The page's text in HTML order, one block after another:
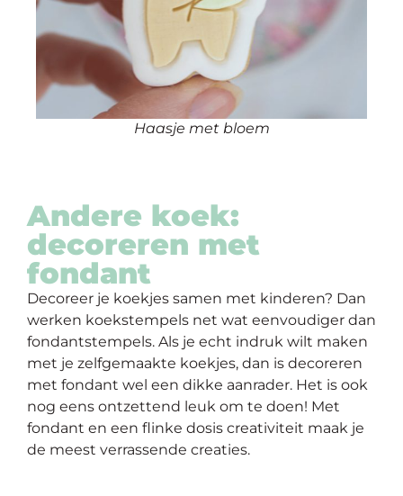
Haasje met bloem
Andere koek:
decoreren met
fondant
Decoreer je koekjes samen met kinderen? Dan
werken koekstempels net wat eenvoudiger dan
fondantstempels. Als je echt indruk wilt maken
met je zelfgemaakte koekjes, dan is decoreren
met fondant wel een dikke aanrader. Het is ook
nog eens ontzettend leuk om te doen! Met
fondant en een flinke dosis creativiteit maak je
de meest verrassende creaties.